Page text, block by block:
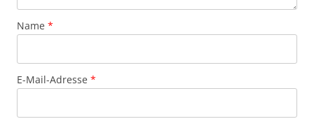
Name *
E-Mail-Adresse *